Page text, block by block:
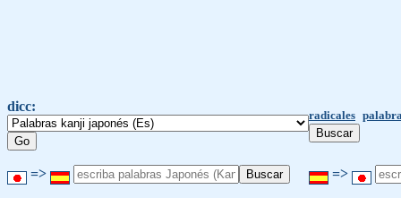
dicc:
radicales
=> =>